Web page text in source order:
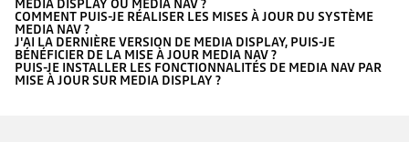
MEDIA DISPLAY OU MEDIA NAV ?
COMMENT PUIS-JE RÉALISER LES MISES À JOUR DU SYSTÈME
MEDIA NAV ?
J'AI LA DERNIÈRE VERSION DE MEDIA DISPLAY, PUIS-JE
BÉNÉFICIER DE LA MISE À JOUR MEDIA NAV ?
PUIS-JE INSTALLER LES FONCTIONNALITÉS DE MEDIA NAV PAR
MISE À JOUR SUR MEDIA DISPLAY ?